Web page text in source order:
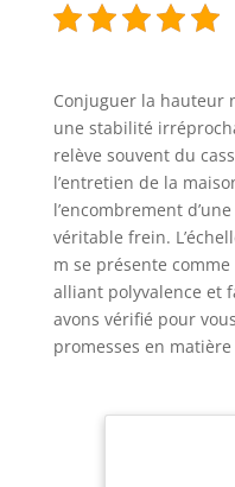
Conjuguer la hauteur
une stabilité
relève souvent du
l’entretien de la
l’encombrement
véritable frein.
m se présente
alliant polyvalence et
avons vérifié pour
promesses en